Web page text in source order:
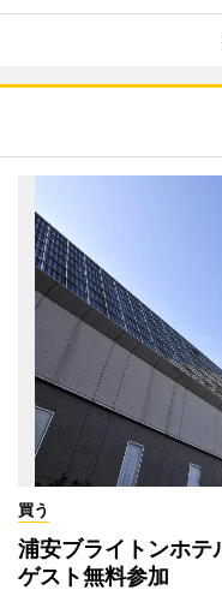
買う
浦安ブライトンホテ
ゲスト無料参加